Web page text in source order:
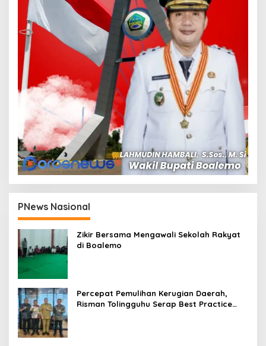
PNews Nasional
Zikir Bersama Mengawali Sekolah Rakyat
di Boalemo
Percepat Pemulihan Kerugian Daerah,
Risman Tolingguhu Serap Best Practice